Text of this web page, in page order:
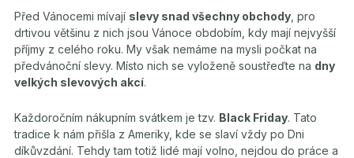
Před Vánocemi mívají slevy snad všechny obchody , pro
drtivou většinu z nich jsou Vánoce obdobím, kdy mají nejvyšší
příjmy z celého roku. My však nemáme na mysli počkat na
předvánoční slevy. Místo nich se vyloženě soustřeďte na dny
velkých slevových akcí.
Každoročním nákupním svátkem je tzv. Black Friday. Tato
tradice k nám přišla z Ameriky, kde se slaví vždy po Dni
díkůvzdání. Tehdy tam totiž lidé mají volno, nejdou do práce a